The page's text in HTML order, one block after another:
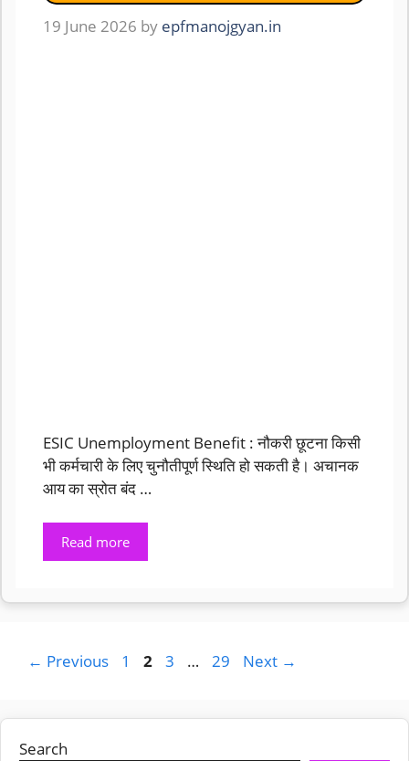
19 June 2026 by epfmanojgyan.in
ESIC Unemployment Benefit : नौकरी छूटना किसी
भी कर्मचारी के लिए चुनौतीपूर्ण स्थिति हो सकती है। अचानक
आय का स्रोत बंद …
Read more
← Previous Page
1 Page
2 Page
3 … Page
29 Next →
Search